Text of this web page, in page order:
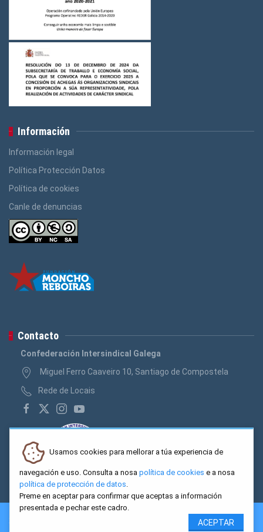
Información
Información legal
Política Protección Datos
Política de cookies
Canle de denuncias
Contacto
Confederación Intersindical Galega
Miguel Ferro Caaveiro 10, Santiago de Compostela
Rede de Locais
2026 CIG. Confederación Intersindical Galega - Miguel Ferro
Usamos cookies para mellorar a túa experiencia de
navegación e uso. Consulta a nosa política de cookies e a nosa
política de protección de datos.
Preme en aceptar para confirmar que aceptas a información
presentada e pechar este cadro.
ACEPTAR